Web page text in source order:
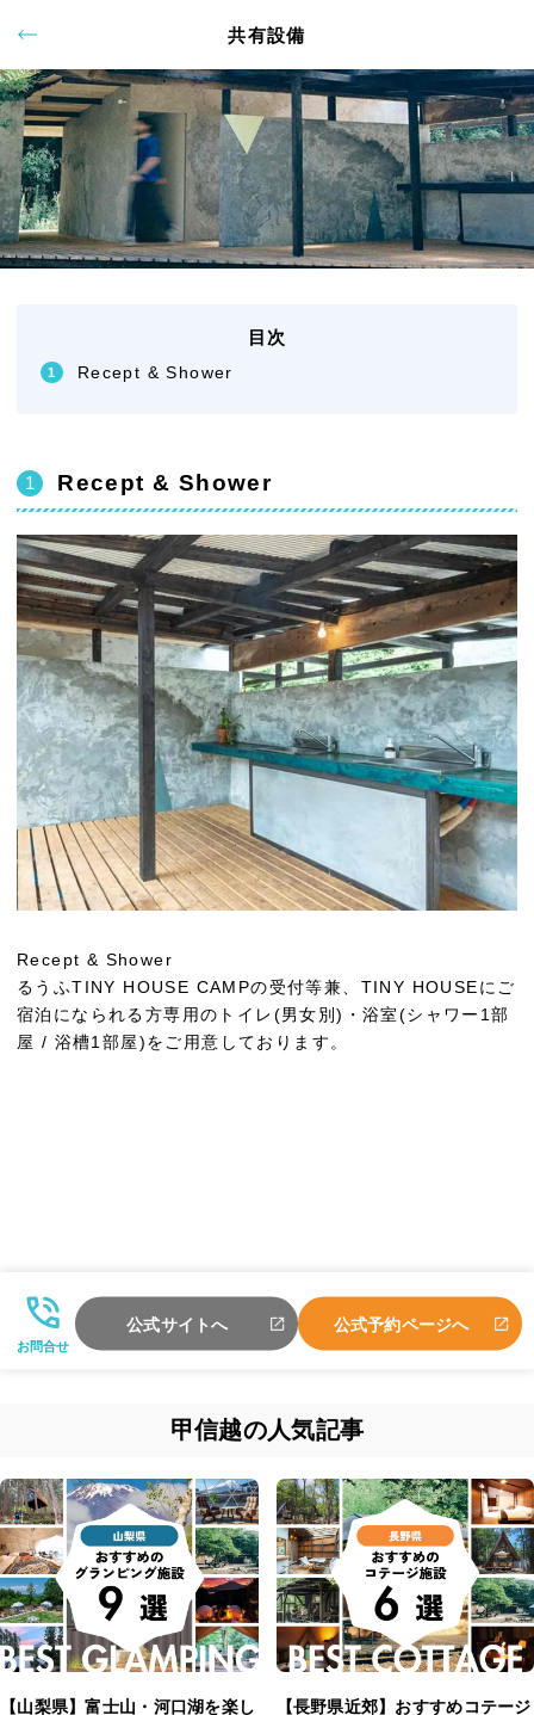
共有設備
目次
Recept & Shower
Recept & Shower
Recept & Shower
るうふTINY HOUSE CAMPの受付等兼、TINY HOUSEにご
宿泊になられる方専用のトイレ(男女別)・浴室(シャワー1部
屋 / 浴槽1部屋)をご用意しております。
お問合せ
公式サイトへ 公式予約ページへ
甲信越の人気記事
【山梨県】富士山・河口湖を楽し
【長野県近郊】おすすめコテージ